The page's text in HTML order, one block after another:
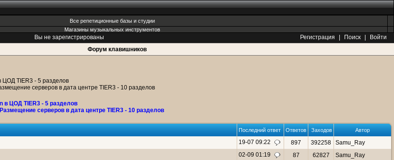
Все репетиционные базы и студии
Магазины музыкальных инструментов
Вы не зарегистрированы Регистрация Поиск
Войти
Форум клавишников
ЦОД TIER3 - 5 разделов
серверов в дата центре TIER3 - 10 разделов
в ЦОД TIER3 - 5 разделов
серверов в дата центре TIER3 - 10 разделов
Последний ответ Ответов Заходов Автор
19-07 09:22 897 392258
Samu_Ray
02-09 01:19 87 62827
Samu_Ray